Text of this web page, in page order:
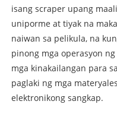
isang scraper upang
uniporme at tiyak na
naiwan sa pelikula, na
pinong mga operasyon
mga kinakailangan para
paglaki ng mga
elektronikong sangkap.